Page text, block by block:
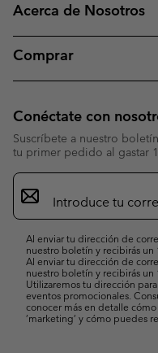
Acerca de Nosotros
Comprar
Conéctate con
Suscríbete a nuestro
tu primer pedido al gastar
Suscripción
de
correo
Al enviar tu dirección de
nuestro boletín y recibirás
Al enviar tu dirección de
nuestro boletín y recibirás
Utilizaremos tu dirección
eventos promocionales.
conocer más en detalle
’marketing’ y cómo puedes